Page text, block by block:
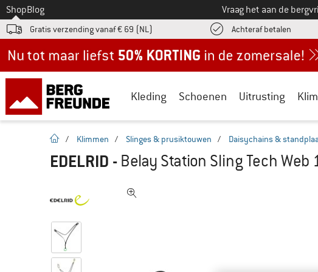
Naar
ShopBlog Vraag het aan de
Gratis verzending vanaf € 69 (NL) Achteraf betalen vind
Kleding Schoenen Uitrusting
Startpagina
/ Klimmen / Slinges & prusiktouwen / Daisychains &
EDELRID - Belay Station Sling Tech